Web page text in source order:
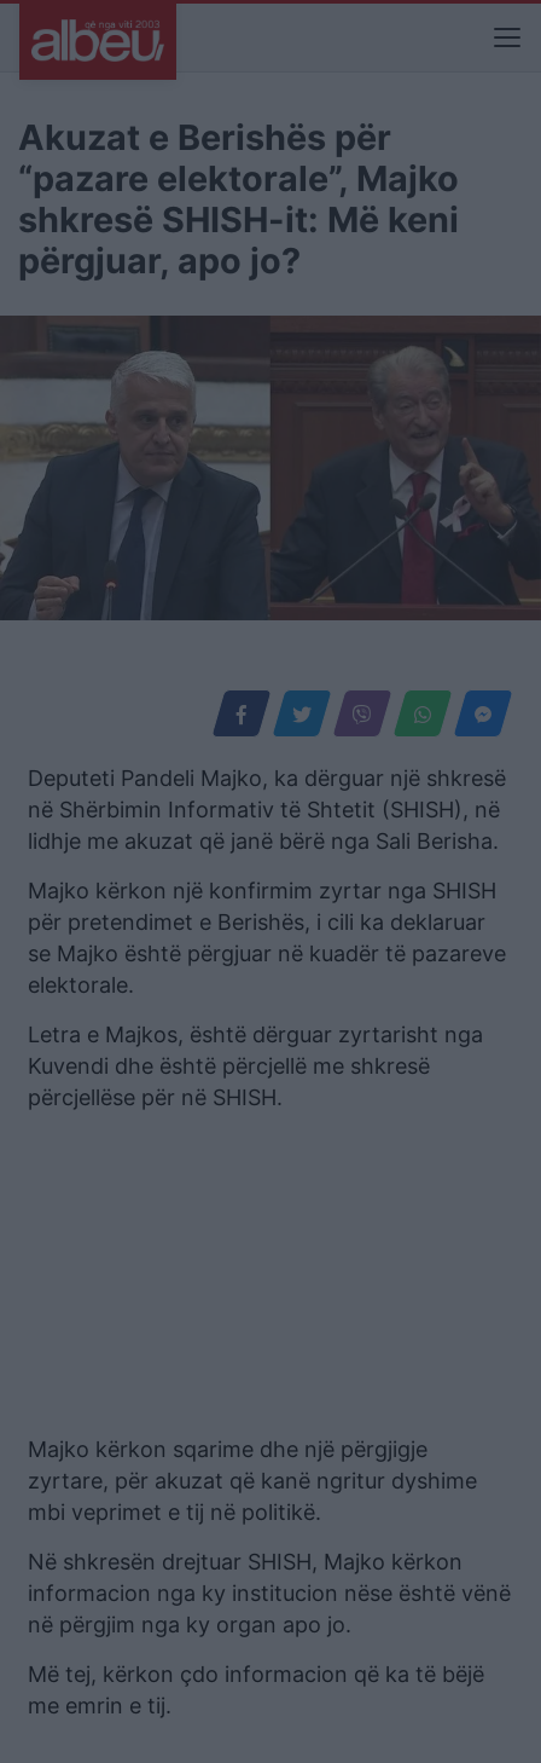
Akuzat e Berishës për
“pazare elektorale”, Majko
shkresë SHISH-it: Më keni
përgjuar, apo jo?
Deputeti Pandeli Majko, ka dërguar një shkresë
në Shërbimin Informativ të Shtetit (SHISH), në
lidhje me akuzat që janë bërë nga Sali Berisha.
Majko kërkon një konfirmim zyrtar nga SHISH
për pretendimet e Berishës, i cili ka deklaruar
se Majko është përgjuar në kuadër të pazareve
elektorale.
Letra e Majkos, është dërguar zyrtarisht nga
Kuvendi dhe është përcjellë me shkresë
përcjellëse për në SHISH.
Majko kërkon sqarime dhe një përgjigje
zyrtare, për akuzat që kanë ngritur dyshime
mbi veprimet e tij në politikë.
Në shkresën drejtuar SHISH, Majko kërkon
informacion nga ky institucion nëse është vënë
në përgjim nga ky organ apo jo.
Më tej, kërkon çdo informacion që ka të bëjë
me emrin e tij.